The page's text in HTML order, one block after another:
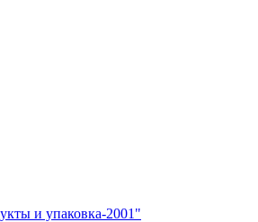
и упаковка-2001"